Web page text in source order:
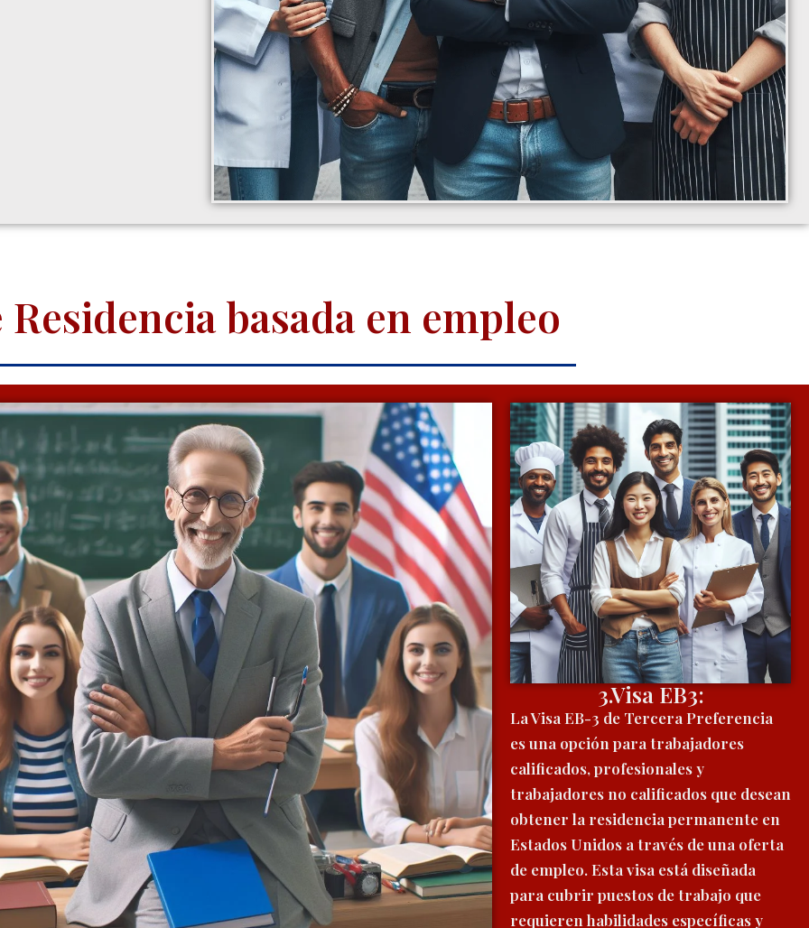
basada en empleo
3.Visa EB3:
La Visa EB-3 de Tercera Preferencia
es una opción para trabajadores
calificados, profesionales y
trabajadores no calificados que desean
obtener la residencia permanente en
Estados Unidos a través de una oferta
de empleo. Esta visa está diseñada
para cubrir puestos de trabajo que
requieren habilidades específicas y